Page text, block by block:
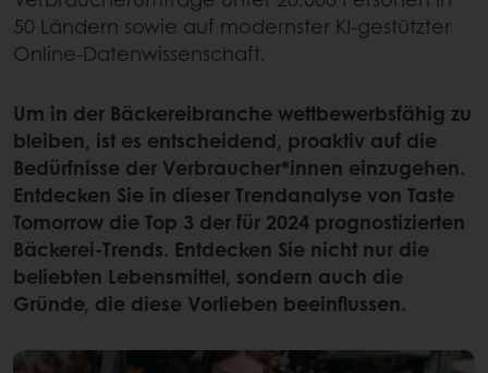
50 Ländern sowie auf modernster KI-gestützter
Online-Datenwissenschaft.
Um in der Bäckereibranche wettbewerbsfähig zu
bleiben, ist es entscheidend, proaktiv auf die
Bedürfnisse der Verbraucher*innen einzugehen.
Entdecken Sie in dieser Trendanalyse von Taste
Tomorrow die Top 3 der für 2024 prognostizierten
Bäckerei-Trends. Entdecken Sie nicht nur die
beliebten Lebensmittel, sondern auch die
Gründe, die diese Vorlieben beeinflussen.